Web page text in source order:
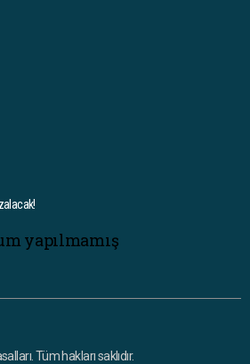
yapılmamış
Tüm hakları saklıdır.